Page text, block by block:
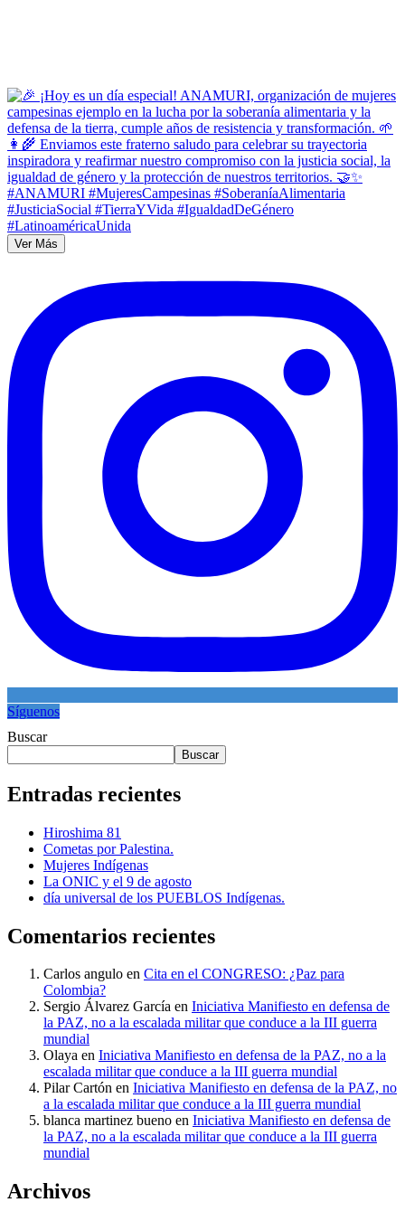
Ver Más
Síguenos
Buscar
Buscar
Entradas recientes
Hiroshima 81
Cometas por Palestina.
Mujeres Indígenas
La ONIC y el 9 de agosto
día universal de los PUEBLOS Indígenas.
Comentarios recientes
Carlos angulo en Cita en el CONGRESO: ¿Paz para
Colombia?
Sergio Álvarez García en Iniciativa Manifiesto en defensa de
la PAZ, no a la escalada militar que conduce a la III guerra
mundial
Olaya en Iniciativa Manifiesto en defensa de la PAZ, no a la
escalada militar que conduce a la III guerra mundial
Pilar Cartón en Iniciativa Manifiesto en defensa de la PAZ, no
a la escalada militar que conduce a la III guerra mundial
blanca martinez bueno en Iniciativa Manifiesto en defensa de
la PAZ, no a la escalada militar que conduce a la III guerra
mundial
Archivos